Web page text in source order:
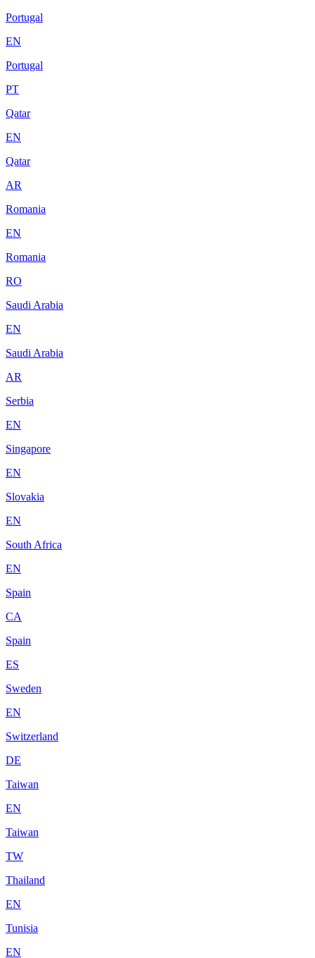
Portugal
EN
Portugal
PT
Qatar
EN
Qatar
AR
Romania
EN
Romania
RO
Saudi Arabia
EN
Saudi Arabia
AR
Serbia
EN
Singapore
EN
Slovakia
EN
South Africa
EN
Spain
CA
Spain
ES
Sweden
EN
Switzerland
DE
Taiwan
EN
Taiwan
TW
Thailand
EN
Tunisia
EN